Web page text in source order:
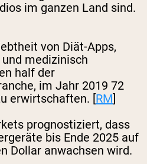
im ganzen Land sind.
von Diät-Apps,
medizinisch
half der
im Jahr 2019 72
erwirtschaften. [RM]
prognostiziert, dass
bis Ende 2025 auf
Dollar anwachsen wird.